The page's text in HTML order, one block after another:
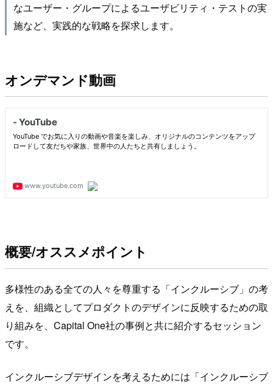
なユーザー・グループによるユーザビリティ・テストの実
施など、実践的な戦略を探求します。
オンデマンド動画
概要/オススメポイント
多様性のある全ての人々を尊重する「インクルーシブ」の考
えを、組織としてプロダクトのデザインに反映するための取
り組みを、Capital One社の事例と共に紹介するセッション
です。
インクルーシブデザインを考えるためには「インクルーシブ